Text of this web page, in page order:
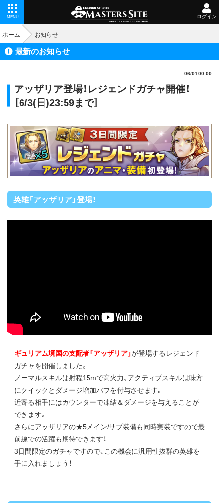
MENU ログイン
ホーム お知らせ
最新のお知らせ
06/01 00:00
アッザリア登場！レジェンドガチャ開催！
［6/3(日)23:59まで］
英雄「アッザリア」登場！
ギュリアム境国の支配者「アッザリア」が登場するレジェンド
ガチャを開催しました。
ノーマルスキルは射程15mで高火力、アクティブスキルは味方
にクイックとダメージ増加バフを付与させます。
近寄る相手にはカウンターで凍結＆ダメージを与えることが
できます。
さらにアッザリアの★5メイン/サブ装備も同時実装ですので最
前線での活躍も期待できます！
3日間限定のガチャですので、この機会に汎用性抜群の英雄を
手に入れましょう！